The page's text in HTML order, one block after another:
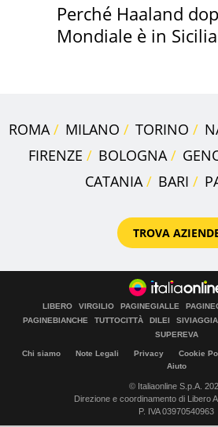
Perché Haaland
Mondiale è in
ROMA MILANO TORINO
FIRENZE
BOLOGNA
CATANIA
BARI
TROVA
LIBERO VIRGILIO PAGINEGIALLE
PAGINEBIANCHE
TUTTOCITTÀ DILEI SIVIAGGIA
SUPEREVA
Chi siamo Note Legali Privacy Cookie
Aiuto
© Italiaonline S.p.A.
Direzione e coordinamento di Libero
P. IVA 03970540963